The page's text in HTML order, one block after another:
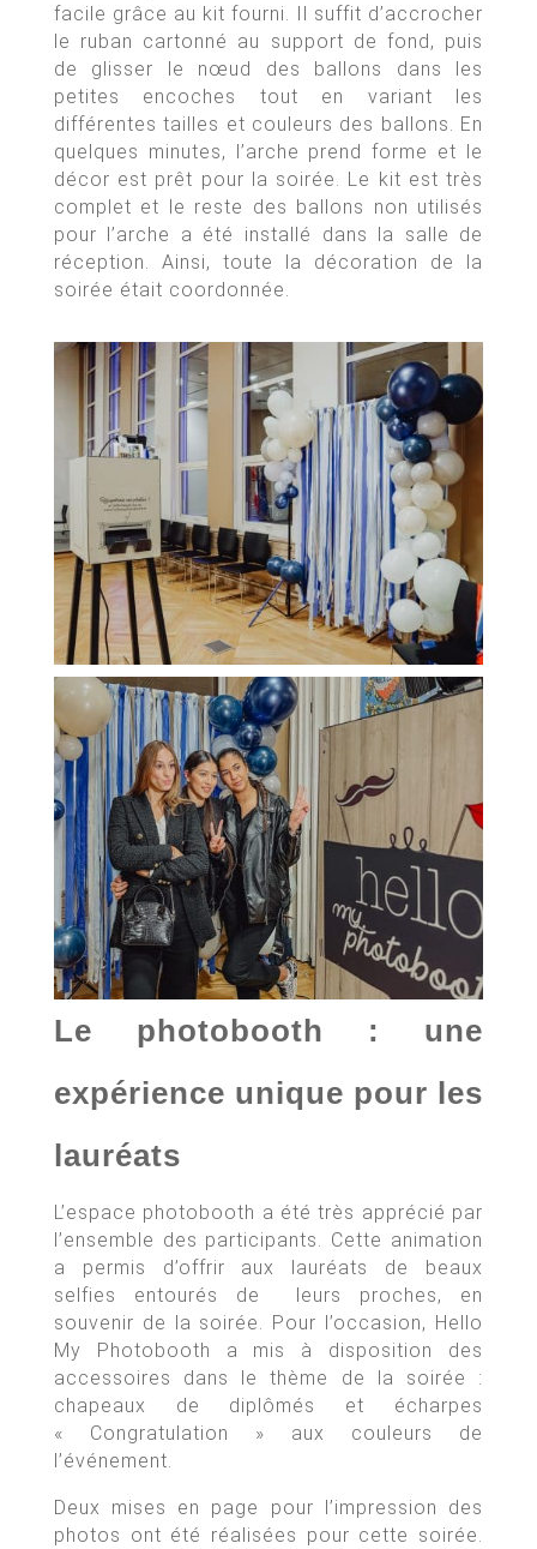
facile grâce au kit fourni. Il suffit d’accrocher
le ruban cartonné au support de fond, puis
de glisser le nœud des ballons dans les
petites encoches tout en variant les
différentes tailles et couleurs des ballons. En
quelques minutes, l’arche prend forme et le
décor est prêt pour la soirée. Le kit est très
complet et le reste des ballons non utilisés
pour l’arche a été installé dans la salle de
réception. Ainsi, toute la décoration de la
soirée était coordonnée.
Le photobooth : une
expérience unique pour les
lauréats
L’espace photobooth a été très apprécié par
l’ensemble des participants. Cette animation
a permis d’offrir aux lauréats de beaux
selfies entourés de leurs proches, en
souvenir de la soirée. Pour l’occasion, Hello
My Photobooth a mis à disposition des
accessoires dans le thème de la soirée :
chapeaux de diplômés et écharpes
« Congratulation » aux couleurs de
l’événement.
Deux mises en page pour l’impression des
photos ont été réalisées pour cette soirée.